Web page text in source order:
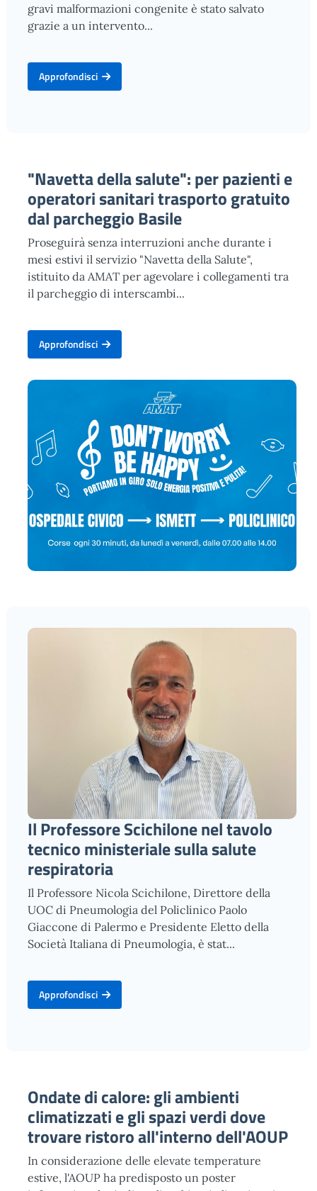
gravi malformazioni congenite è stato salvato
grazie a un intervento...
Approfondisci
"Navetta della salute": per pazienti e
operatori sanitari trasporto gratuito
dal parcheggio Basile
Proseguirà senza interruzioni anche durante i
mesi estivi il servizio "Navetta della Salute",
istituito da AMAT per agevolare i collegamenti tra
il parcheggio di interscambi...
Approfondisci
Il Professore Scichilone nel tavolo
tecnico ministeriale sulla salute
respiratoria
Il Professore Nicola Scichilone, Direttore della
UOC di Pneumologia del Policlinico Paolo
Giaccone di Palermo e Presidente Eletto della
Società Italiana di Pneumologia, è stat...
Approfondisci
Ondate di calore: gli ambienti
climatizzati e gli spazi verdi dove
trovare ristoro all'interno dell'AOUP
In considerazione delle elevate temperature
estive, l'AOUP ha predisposto un poster